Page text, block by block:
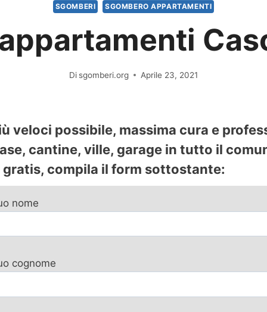
SGOMBERI SGOMBERO APPARTAMENTI
Di sgomberi.org Aprile 23, 2021
veloci possibile, massima cura e
cantine, ville, garage in tutto il
compila il form sottostante:
nome
cognome